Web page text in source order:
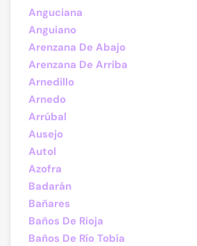
Anguciana
Anguiano
Arenzana De Abajo
Arenzana De Arriba
Arnedillo
Arnedo
Arrúbal
Ausejo
Autol
Azofra
Badarán
Bañares
Baños De Rioja
Baños De Río Tobía